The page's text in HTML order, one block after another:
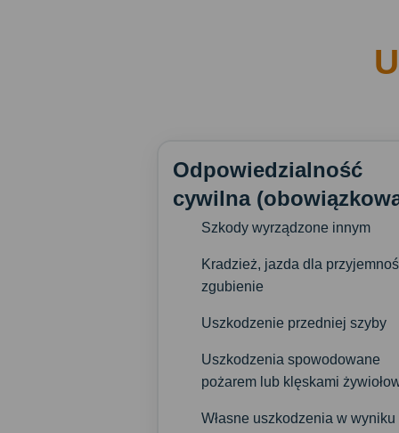
Odpowiedzialność
cywilna
Szkody wyrządzone innym
Kradzież, jazda dla
zgubienie
Uszkodzenie przedniej szyby
Uszkodzenia spowodowane
pożarem lub klęskami
Własne uszkodzenia w wyniku